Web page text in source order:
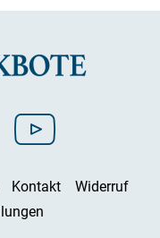
Kontakt
Widerruf